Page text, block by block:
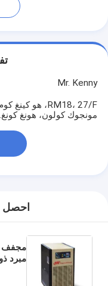
Mr. Kenny
مونجوك كولون، هونغ كونغ.
مجفف
مبرد